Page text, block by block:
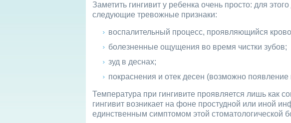
Заметить гингивит у ребенка очень просто: для
следующие тревожные признаки:
воспалительный процесс, проявляющийся
болезненные ощущения во время чистки зубов;
зуд в деснах;
покраснения и отек десен (возможно появление
Температура при гингивите проявляется лишь как
гингивит возникает на фоне простудной или иной
единственным симптомом этой стоматологической